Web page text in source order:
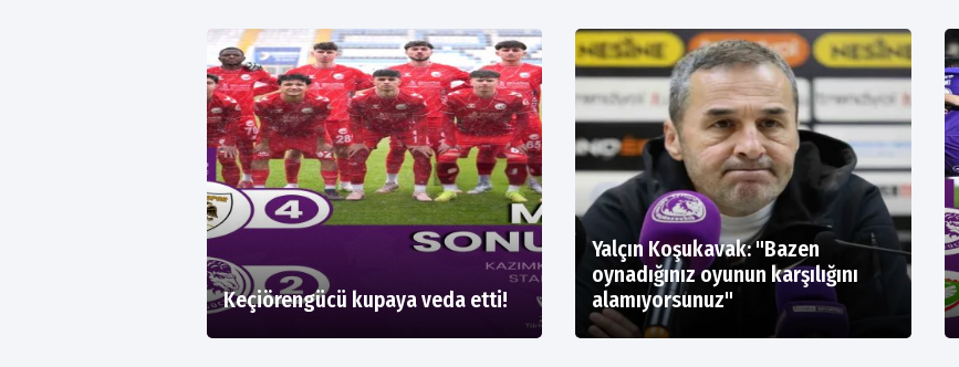
Keçiörengücü kupaya veda etti!
Yalçın Koşukavak: "Bazen
oynadığınız oyunun karşılığını
alamıyorsunuz"